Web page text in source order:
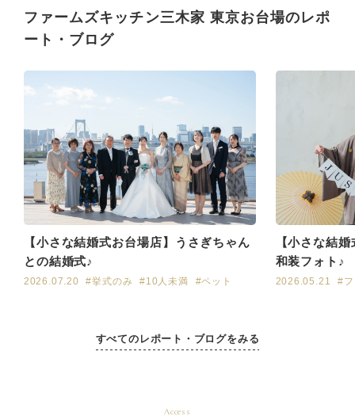
ファームズキッチン三木家 東京お台場のレポ
ート・ブログ
すべてのレポート・ブログをみる
【小さな結婚式お台場店】うさぎちゃん
との結婚式♪
2026.07.20 #挙式のみ #10人未満 #ペット
【小さな結
和装フォト♪
2026.05.21 #
Access